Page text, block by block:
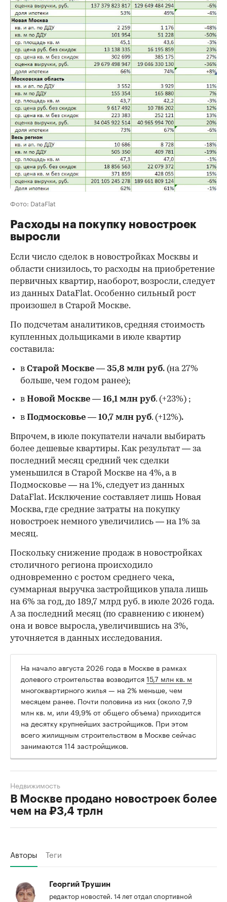
Фото: DataFlat
Расходы на покупку новостроек
выросли
Если число сделок в новостройках Москвы и
области снизилось, то расходы на приобретение
первичных квартир, наоборот, возросли, следует
из данных DataFlat. Особенно сильный рост
произошел в Старой Москве.
По подсчетам аналитиков, средняя стоимость
купленных дольщиками в июле квартир
составила:
в Старой Москве — 35,8 млн руб. (на 27%
больше, чем годом ранее);
в Новой Москве — 16,1 млн руб. (+23%) ;
в Подмосковье — 10,7 млн руб. (+12%).
Впрочем, в июле покупатели начали выбирать
более дешевые квартиры. Как результат — за
последний месяц средний чек сделки
уменьшился в Старой Москве на 4%, а в
Подмосковье — на 1%, следует из данных
DataFlat. Исключение составляет лишь Новая
Москва, где средние затраты на покупку
новостроек немного увеличились — на 1% за
месяц.
Поскольку снижение продаж в новостройках
столичного региона происходило
одновременно с ростом среднего чека,
суммарная выручка застройщиков упала лишь
на 6% за год, до 189,7 млрд руб. в июле 2026 года.
А за последний месяц (по сравнению с июнем)
она и вовсе выросла, увеличившись на 3%,
уточняется в данных исследования.
На начало августа 2026 года в Москве в рамках
долевого строительства возводится15,7 млн кв. м
многоквартирного жилья — на 2% меньше, чем
месяцем ранее. Почти половина из них (около 7,9
млн кв. м, или 49,9% от общего объема) приходится
на десятку крупнейших застройщиков. При этом
всего жилищным строительством в Москве сейчас
занимаются 114 застройщиков.
В Москве продано новостроек более
чем на ₽3,4 трлн
Недвижимость
Авторы Теги
Георгий Трушин
редактор новостей. 14 лет отдал спортивной